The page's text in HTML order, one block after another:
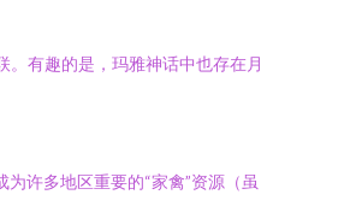
。有趣的是，玛雅神话中也存在月
许多地区重要的“家禽”资源（虽